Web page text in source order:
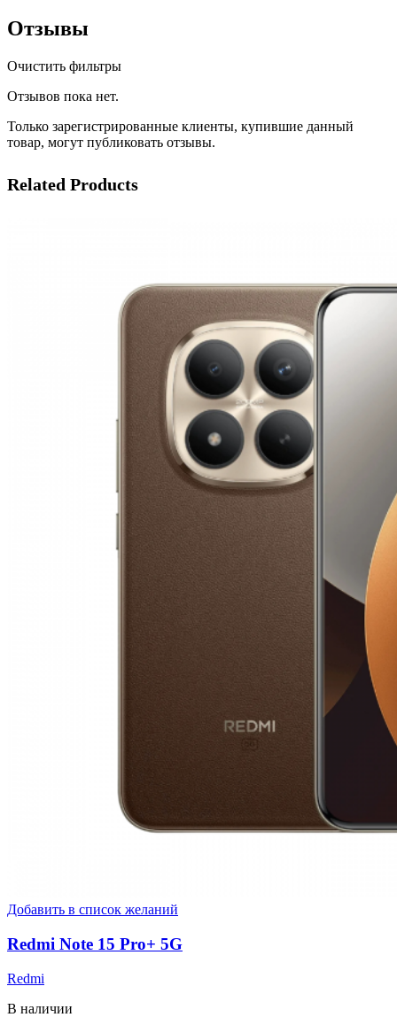
Отзывы
Очистить фильтры
Отзывов пока нет.
Только зарегистрированные клиенты, купившие данный
товар, могут публиковать отзывы.
Related Products
Добавить в список желаний
Redmi Note 15 Pro+ 5G
Redmi
В наличии